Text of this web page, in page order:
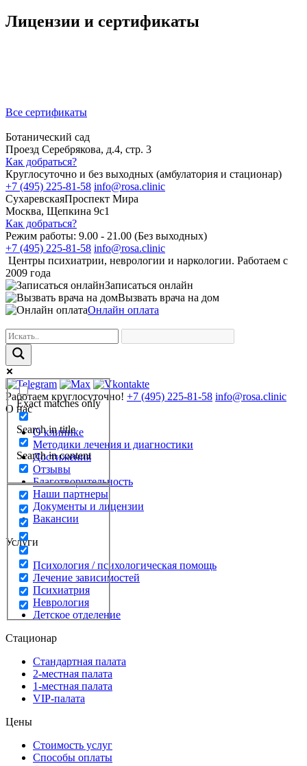
Лицензии и сертификаты
Все сертификаты
Ботанический сад
Проезд Серебрякова, д.4, стр. 3
Как добраться?
Круглосуточно и без выходных (амбулатория и стационар)
+7 (495) 225-81-58 info@rosa.clinic
СухаревскаяПроспект Мира
Москва, Щепкина 9с1
Как добраться?
Режим работы: 9.00 - 21.00 (Без выходных)
+7 (495) 225-81-58 info@rosa.clinic
Центры психиатрии, неврологии и наркологии. Работаем с
2009 года
Записаться онлайн
Вызвать врача на дом
Онлайн оплата
Exact matches only
Search in title
Search in content
Работаем круглосуточно! +7 (495) 225-81-58 info@rosa.clinic
О нас
О клинике
Методики лечения и диагностики
Достижения
Отзывы
Благотворительность
Наши партнеры
Документы и лицензии
Вакансии
Услуги
Психология / психологическая помощь
Лечение зависимостей
Психиатрия
Неврология
Детское отделение
Стационар
Стандартная палата
2-местная палата
1-местная палата
VIP-палата
Цены
Стоимость услуг
Способы оплаты